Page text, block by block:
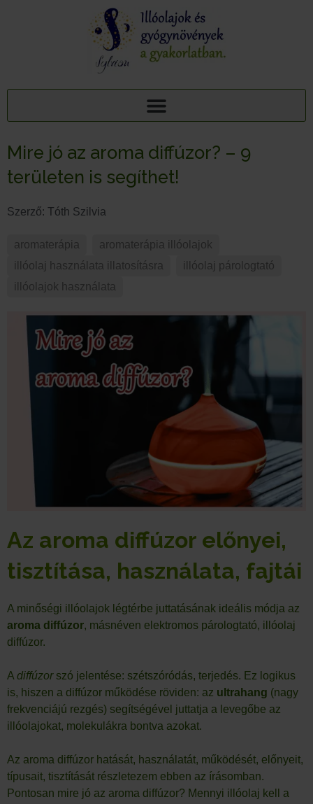
Mire jó az aroma diffúzor? – 9
területen is segíthet!
Szerző: Tóth Szilvia
aromaterápia aromaterápia illóolajok
illóolaj használata illatosításra
illóolaj párologtató
illóolajok használata
Az aroma diffúzor előnyei,
tisztítása, használata, fajtái
A minőségi illóolajok légtérbe juttatásának ideális módja az
aroma diffúzor, másnéven elektromos párologtató, illóolaj
diffúzor.
A diffúzorszó jelentése: szétszóródás, terjedés. Ez logikus
is, hiszen a diffúzor működése röviden: az ultrahang (nagy
frekvenciájú rezgés) segítségével juttatja a levegőbe az
illóolajokat, molekulákra bontva azokat.
Az aroma diffúzor hatását, használatát, működését, előnyeit,
típusait, tisztítását részletezem ebben az írásomban.
Pontosan mire jó az aroma diffúzor? Mennyi illóolaj kell a